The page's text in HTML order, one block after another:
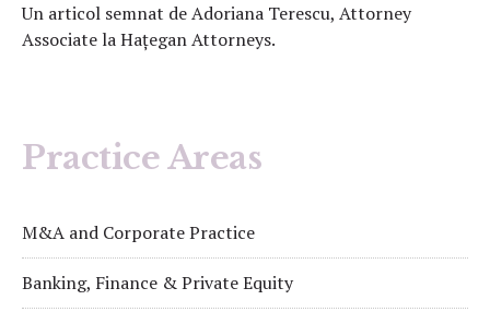
Un articol semnat de Adoriana Terescu, Attorney
Associate la Hațegan Attorneys.
Practice Areas
M&A and Corporate Practice
Banking, Finance & Private Equity